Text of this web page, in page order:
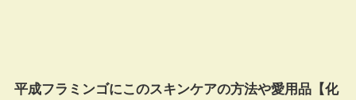
平成フラミンゴにこのスキンケアの方法や愛用品【化